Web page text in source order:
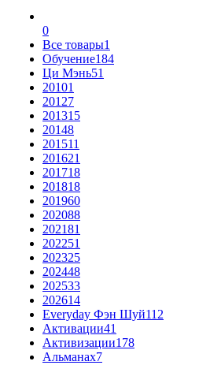
0
Все товары1
Обучение184
Ци Мэнь51
20101
20127
201315
20148
201511
201621
201718
201818
201960
202088
202181
202251
202325
202448
202533
202614
Everyday Фэн Шуй112
Активации41
Активизации178
Альманах7